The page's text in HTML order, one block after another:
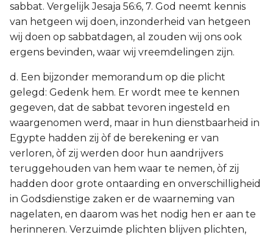
sabbat. Vergelijk Jesaja 56:6, 7. God neemt kennis
van hetgeen wij doen, inzonderheid van hetgeen
wij doen op sabbatdagen, al zouden wij ons ook
ergens bevinden, waar wij vreemdelingen zijn.
d. Een bijzonder memorandum op die plicht
gelegd: Gedenk hem. Er wordt mee te kennen
gegeven, dat de sabbat tevoren ingesteld en
waargenomen werd, maar in hun dienstbaarheid in
Egypte hadden zij òf de berekening er van
verloren, òf zij werden door hun aandrijvers
teruggehouden van hem waar te nemen, òf zij
hadden door grote ontaarding en onverschilligheid
in Godsdienstige zaken er de waarneming van
nagelaten, en daarom was het nodig hen er aan te
herinneren. Verzuimde plichten blijven plichten,